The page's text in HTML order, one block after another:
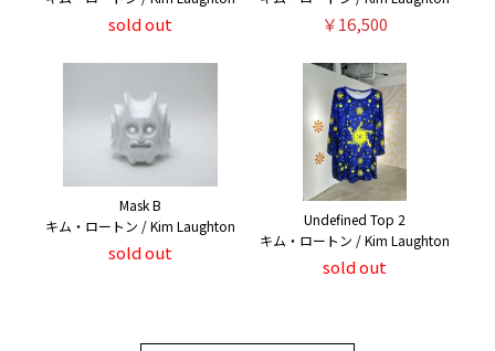
sold out ￥16,500
Mask B
キム・ロートン / Kim Laughton
sold out
Undefined Top 2
キム・ロートン / Kim Laughton
sold out